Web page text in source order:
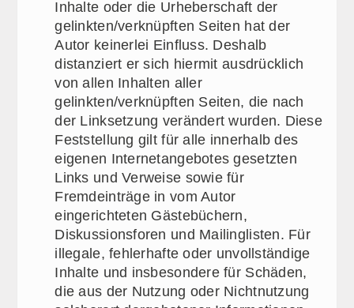
Inhalte oder die Urheberschaft der
gelinkten/verknüpften Seiten hat der
Autor keinerlei Einfluss. Deshalb
distanziert er sich hiermit ausdrücklich
von allen Inhalten aller
gelinkten/verknüpften Seiten, die nach
der Linksetzung verändert wurden. Diese
Feststellung gilt für alle innerhalb des
eigenen Internetangebotes gesetzten
Links und Verweise sowie für
Fremdeinträge in vom Autor
eingerichteten Gästebüchern,
Diskussionsforen und Mailinglisten. Für
illegale, fehlerhafte oder unvollständige
Inhalte und insbesondere für Schäden,
die aus der Nutzung oder Nichtnutzung